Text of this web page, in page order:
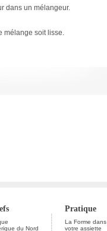
dans un mélangeur.
mélange soit lisse.
Pratique
du Nord
La Forme dans
votre assiette